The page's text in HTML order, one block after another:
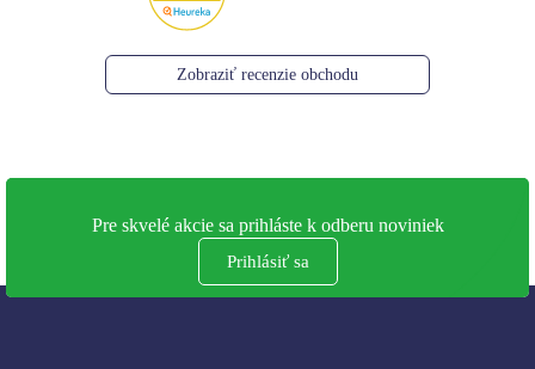
Zobraziť recenzie obchodu
Pre skvelé akcie sa prihláste k odberu noviniek
Prihlásiť sa